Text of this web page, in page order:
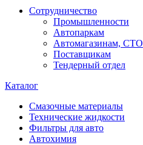
Сотрудничество
Промышленности
Автопаркам
Автомагазинам, СТО
Поставщикам
Тендерный отдел
Каталог
Смазочные материалы
Технические жидкости
Фильтры для авто
Автохимия